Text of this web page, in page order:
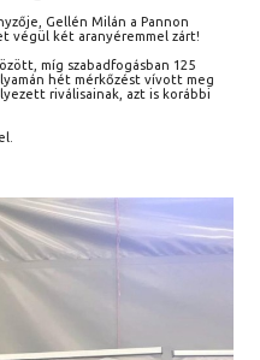
Gellén Milán a Pannon
végül két aranyéremmel zárt!
míg szabadfogásban 125
hét mérkőzést vívott meg
riválisainak, azt is korábbi